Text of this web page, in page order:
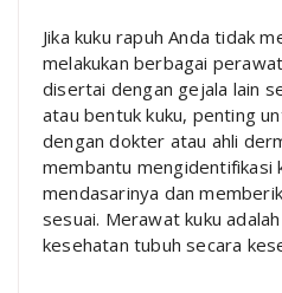
Jika kuku rapuh Anda tidak
melakukan berbagai
disertai dengan gejala lain
atau bentuk kuku, penting
dengan dokter atau ahli
membantu mengidentifikasi
mendasarinya dan
sesuai. Merawat kuku
kesehatan tubuh secara